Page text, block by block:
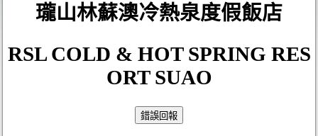
瓏山林蘇澳冷熱泉度假飯店
RSL COLD & HOT SPRING RES
ORT SUAO